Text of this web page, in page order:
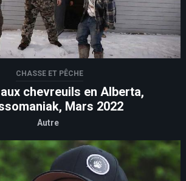
CHASSE ET PÊCHE
chevreuils en Alberta,
Mars 2022
Autre